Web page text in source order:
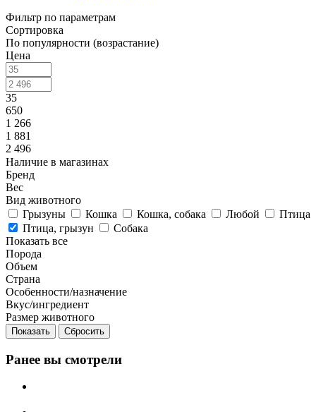
Фильтр по параметрам
Сортировка
По популярности (возрастание)
Цена
35
650
1 266
1 881
2 496
Наличие в магазинах
Бренд
Вес
Вид животного
Грызуны
Кошка Кошка, собака Любой
Птица
Птица, грызун
Собака
Показать все
Порода
Объем
Страна
Особенности/назначение
Вкус/ингредиент
Размер животного
Сбросить
Ранее вы смотрели